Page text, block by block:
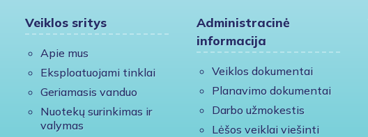
Veiklos sritys
Apie mus
Eksploatuojami tinklai
Geriamasis vanduo
Nuotekų surinkimas ir
valymas
Administracinė
informacija
Veiklos dokumentai
Planavimo dokumentai
Darbo užmokestis
Lėšos veiklai viešinti